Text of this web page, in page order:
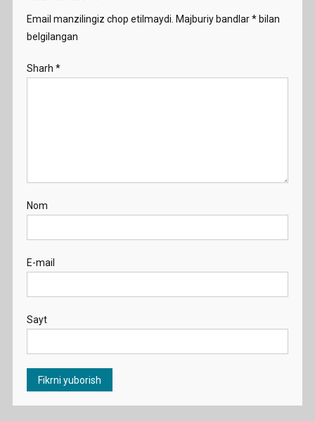
Email manzilingiz chop etilmaydi. Majburiy bandlar*bilan
belgilangan
Sharh *
Nom
E-mail
Sayt